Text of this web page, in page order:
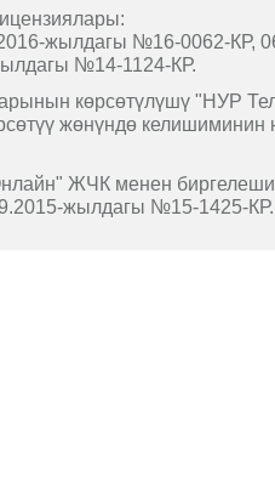
жылдагы №16-0062-КР,
№14-1124-КР.
көрсөтүлүшү "НУР
жөнүндө келишиминин
ЖЧК менен
жылдагы №15-1425-КР.